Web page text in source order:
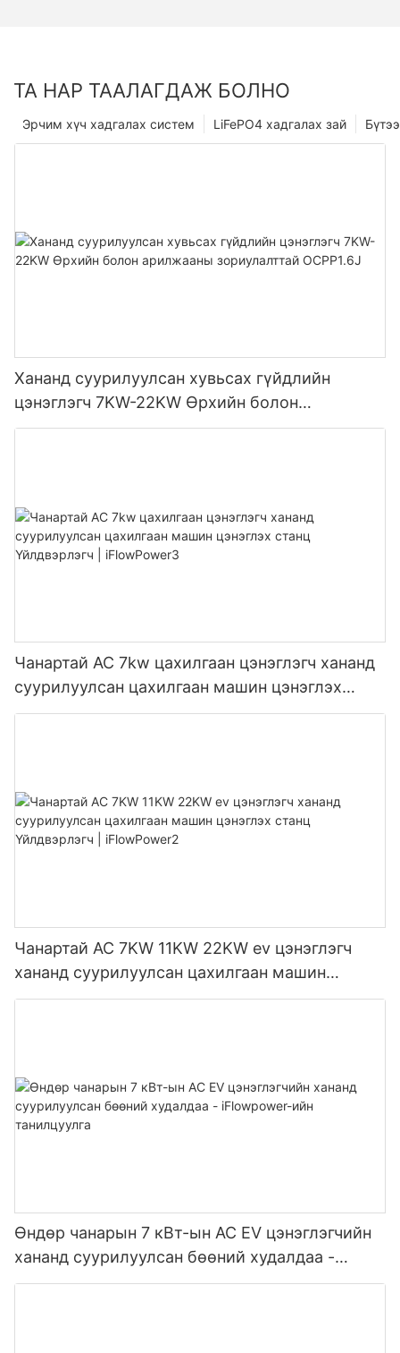
ТА НАР ТААЛАГДАЖ БОЛНО
LiFePO4 хадгалах зай
Эрчим хүч хадгалах систем
Хананд суурилуулсан хувьсах гүйдлийн
цэнэглэгч 7KW-22KW Өрхийн болон
арилжааны зориулалттай OCPP1.6J
Чанартай AC 7kw цахилгаан цэнэглэгч хананд
суурилуулсан цахилгаан машин цэнэглэх
станц Үйлдвэрлэгч | iFlowPower3
Чанартай AC 7KW 11KW 22KW ev цэнэглэгч
хананд суурилуулсан цахилгаан машин
цэнэглэх станц Үйлдвэрлэгч | iFlowPower2
Өндөр чанарын 7 кВт-ын АС EV цэнэглэгчийн
хананд суурилуулсан бөөний худалдаа -
iFlowpower-ийн танилцуулга